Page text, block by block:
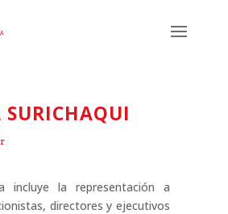
incluye la representación a
directores y ejecutivos